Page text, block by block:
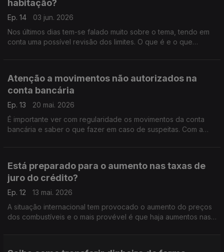
habitação?
Ep. 14
03 jun. 2026
Nos últimos dias tem-se falado muito sobre o tema, tendo em
conta uma possível revisão dos limites. O que é e o que
Atenção a movimentos não autorizados na
conta bancária
Ep. 13
20 mai. 2026
É importante ver com regularidade os movimentos da conta
bancária e saber o que fazer em caso de suspeitas. Com a
Está preparado para o aumento nas taxas de
juro do crédito?
Ep. 12
13 mai. 2026
A situação internacional tem provocado o aumento do preços
dos combustíveis e o mais provével é que haja aumentos nas